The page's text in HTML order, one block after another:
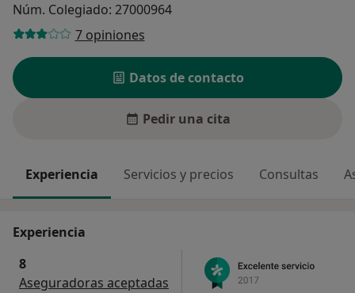
Núm. Colegiado: 27000964
7 opiniones
Datos de contacto
Pedir una cita
Experiencia Servicios y precios Consultas
Experiencia
8
Aseguradoras aceptadas